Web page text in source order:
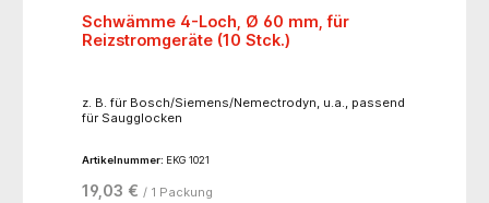
Schwämme 4-Loch, Ø 60 mm, für
Reizstromgeräte (10 Stck.)
z. B. für Bosch/Siemens/Nemectrodyn, u.a., passend
für Saugglocken
Artikelnummer: EKG 1021
19,03 € / 1 Packung